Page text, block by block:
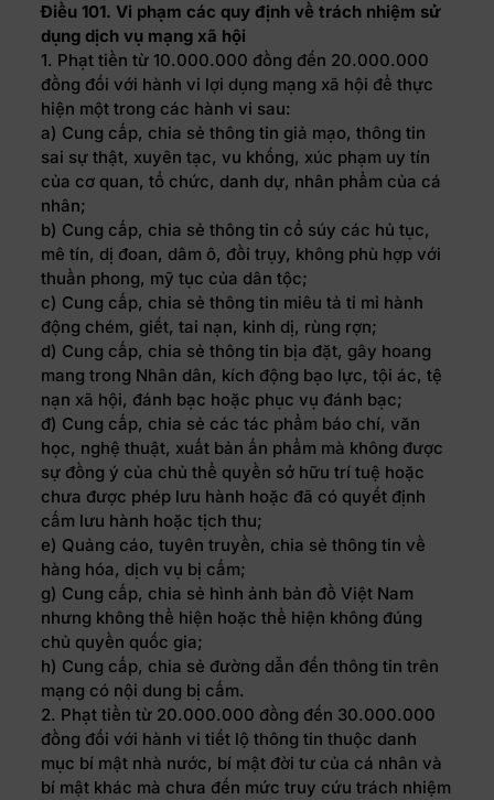
Điều 101. Vi phạm các quy định về trách nhiệm sử
dụng dịch vụ mạng xã hội
1. Phạt tiền từ 10.000.000 đồng đến 20.000.000
đồng đối với hành vi lợi dụng mạng xã hội để thực
hiện một trong các hành vi sau:
a) Cung cấp, chia sẻ thông tin giả mạo, thông tin
sai sự thật, xuyên tạc, vu khống, xúc phạm uy tín
của cơ quan, tổ chức, danh dự, nhân phẩm của cá
nhân;
b) Cung cấp, chia sẻ thông tin cổ súy các hủ tục,
mê tín, dị đoan, dâm ô, đồi trụy, không phù hợp với
thuần phong, mỹ tục của dân tộc;
c) Cung cấp, chia sẻ thông tin miêu tả tỉ mỉ hành
động chém, giết, tai nạn, kinh dị, rùng rợn;
d) Cung cấp, chia sẻ thông tin bịa đặt, gây hoang
mang trong Nhân dân, kích động bạo lực, tội ác, tệ
nạn xã hội, đánh bạc hoặc phục vụ đánh bạc;
đ) Cung cấp, chia sẻ các tác phẩm báo chí, văn
học, nghệ thuật, xuất bản ấn phẩm mà không được
sự đồng ý của chủ thể quyền sở hữu trí tuệ hoặc
chưa được phép lưu hành hoặc đã có quyết định
cấm lưu hành hoặc tịch thu;
e) Quảng cáo, tuyên truyền, chia sẻ thông tin về
hàng hóa, dịch vụ bị cấm;
g) Cung cấp, chia sẻ hình ảnh bản đồ Việt Nam
nhưng không thể hiện hoặc thể hiện không đúng
chủ quyền quốc gia;
h) Cung cấp, chia sẻ đường dẫn đến thông tin trên
mạng có nội dung bị cấm.
2. Phạt tiền từ 20.000.000 đồng đến 30.000.000
đồng đối với hành vi tiết lộ thông tin thuộc danh
mục bí mật nhà nước, bí mật đời tư của cá nhân và
bí mật khác mà chưa đến mức truy cứu trách nhiệm